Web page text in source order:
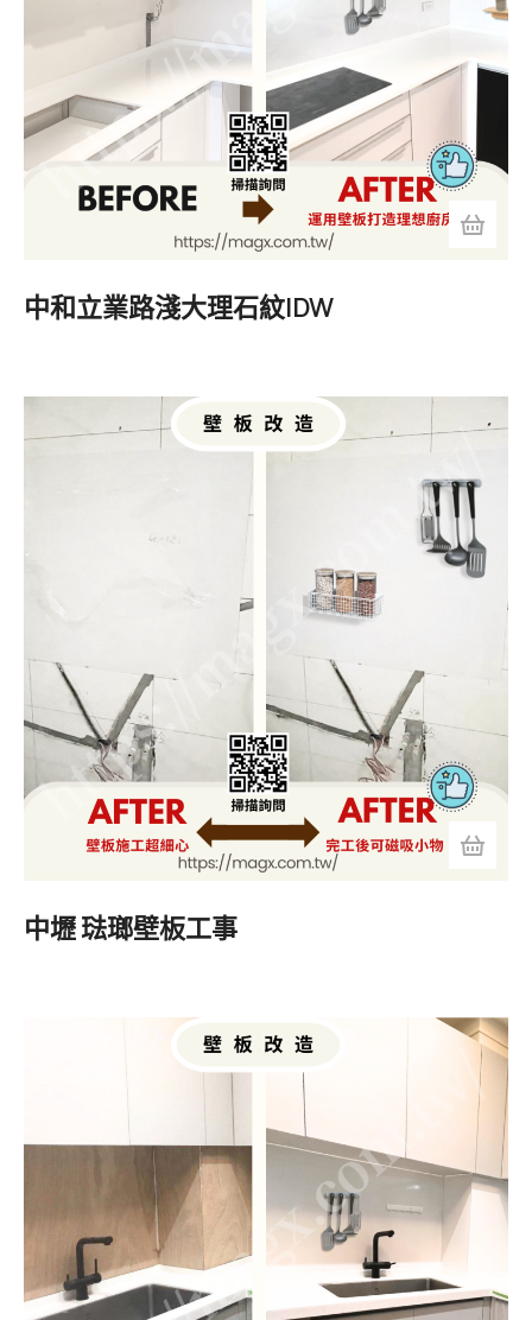
中和立業路淺大理石紋IDW
中壢 琺瑯壁板工事